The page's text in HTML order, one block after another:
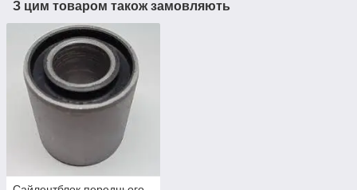
З цим товаром також замовляють